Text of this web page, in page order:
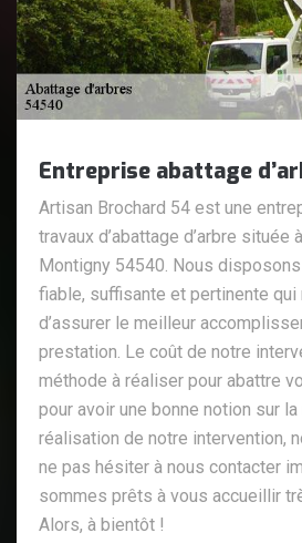
Entreprise abattage
Artisan Brochard 54 est une
travaux d’abattage d’arbre située
Montigny 54540. Nous
fiable, suffisante et pertinente qui
d’assurer le meilleur
prestation. Le coût de notre
méthode à réaliser pour abattre
pour avoir une bonne notion sur
réalisation de notre intervention,
ne pas hésiter à nous contacter
sommes prêts à vous accueillir
Alors, à bientôt !